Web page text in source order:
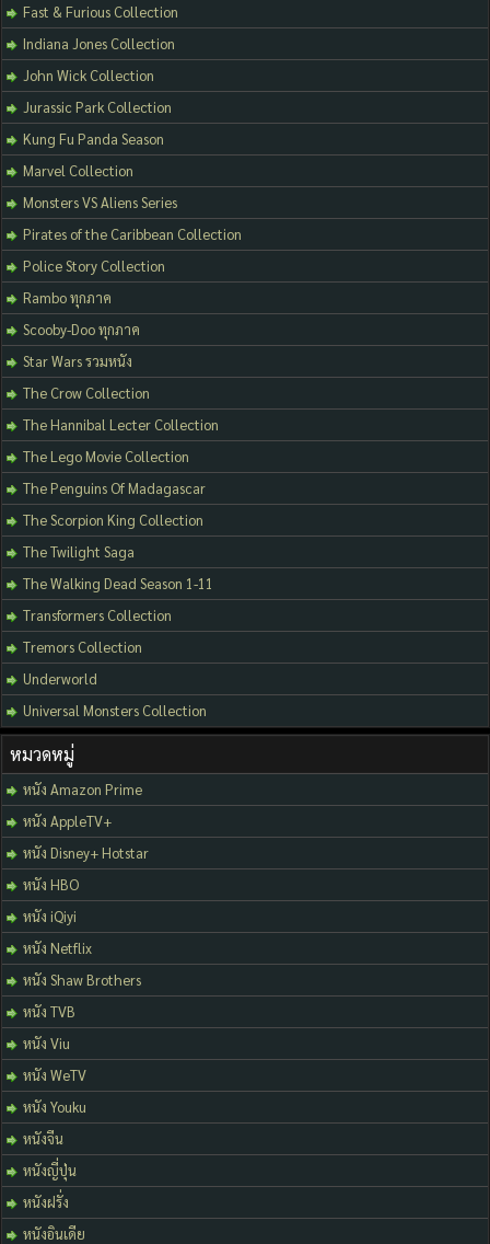
Fast & Furious Collection
Indiana Jones Collection
John Wick Collection
Jurassic Park Collection
Kung Fu Panda Season
Marvel Collection
Monsters VS Aliens Series
Pirates of the Caribbean Collection
Police Story Collection
Rambo ทุกภาค
Scooby-Doo ทุกภาค
Star Wars รวมหนัง
The Crow Collection
The Hannibal Lecter Collection
The Lego Movie Collection
The Penguins Of Madagascar
The Scorpion King Collection
The Twilight Saga
The Walking Dead Season 1-11
Transformers Collection
Tremors Collection
Underworld
Universal Monsters Collection
หมวดหมู่
หนัง Amazon Prime
หนัง AppleTV+
หนัง Disney+ Hotstar
หนัง HBO
หนัง iQiyi
หนัง Netflix
หนัง Shaw Brothers
หนัง TVB
หนัง Viu
หนัง WeTV
หนัง Youku
หนังจีน
หนังญี่ปุ่น
หนังฝรั่ง
หนังอินเดีย